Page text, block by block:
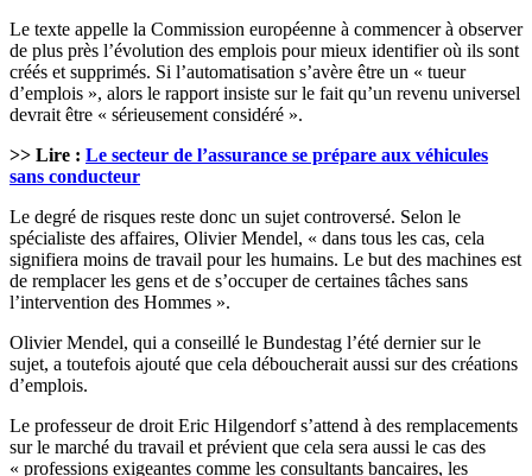
Le texte appelle la Commission européenne à commencer à observer
de plus près l’évolution des emplois pour mieux identifier où ils sont
créés et supprimés. Si l’automatisation s’avère être un « tueur
d’emplois », alors le rapport insiste sur le fait qu’un revenu universel
devrait être « sérieusement considéré ».
>> Lire : Le secteur de l’assurance se prépare aux véhicules
sans conducteur
Le degré de risques reste donc un sujet controversé. Selon le
spécialiste des affaires, Olivier Mendel, « dans tous les cas, cela
signifiera moins de travail pour les humains. Le but des machines est
de remplacer les gens et de s’occuper de certaines tâches sans
l’intervention des Hommes ».
Olivier Mendel, qui a conseillé le Bundestag l’été dernier sur le
sujet, a toutefois ajouté que cela déboucherait aussi sur des créations
d’emplois.
Le professeur de droit Eric Hilgendorf s’attend à des remplacements
sur le marché du travail et prévient que cela sera aussi le cas des
« professions exigeantes comme les consultants bancaires, les